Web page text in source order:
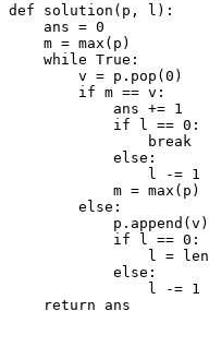
def solution ( p , l ):
ans = 0
m = max ( p )
while True :
v = p . pop (0 )
if m == v :
ans += 1
if
l == 0 :
break
else :
l
-= 1
m = max ( p )
else :
p . append (v )
if
l == 0 :
l
= len
else :
l
-= 1
return
ans